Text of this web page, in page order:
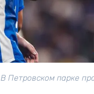
В Петровском парке